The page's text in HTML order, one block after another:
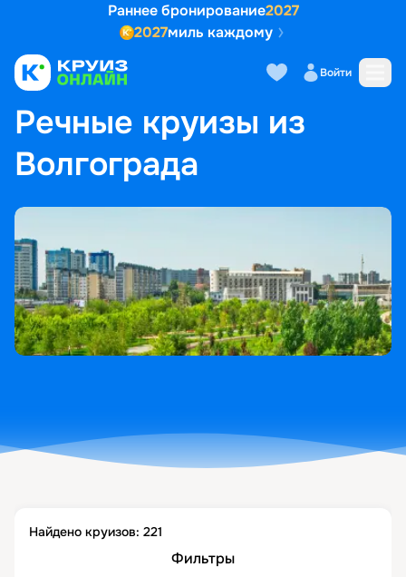
Раннее бронирование2027
2027миль каждому
Войти
ГЛАВНАЯ • ПОПУЛЯРНЫЕ НАПРАВЛЕНИЯ
РЕЧНЫЕ КРУИЗЫ ИЗ ВОЛГОГРАДА
Речные круизы из
Волгограда
Найдено круизов: 221
Фильтры